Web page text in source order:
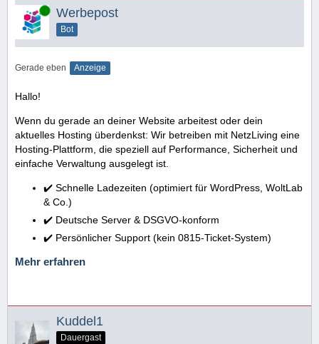
Online Werbepost
Bot
Gerade eben Anzeige
Hallo!
Wenn du gerade an deiner Website arbeitest oder dein
aktuelles Hosting überdenkst: Wir betreiben mit NetzLiving eine
Hosting-Plattform, die speziell auf Performance, Sicherheit und
einfache Verwaltung ausgelegt ist.
✔️ Schnelle Ladezeiten (optimiert für WordPress, WoltLab
& Co.)
✔️ Deutsche Server & DSGVO-konform
✔️ Persönlicher Support (kein 0815-Ticket-System)
Mehr erfahren
Kuddel1
Dauergast